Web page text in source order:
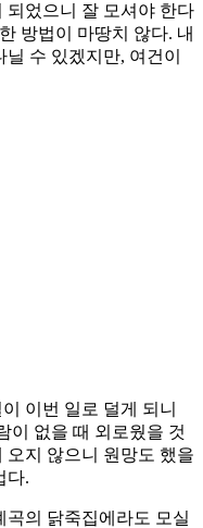
되었으니 잘 모셔야 한다
방법이 마땅치 않다. 내
수 있겠지만, 여건이
이번 일로 덜게 되니
이 없을 때 외로웠을 것
오지 않으니 원망도 했을
다.
의 닭죽집에라도 모실